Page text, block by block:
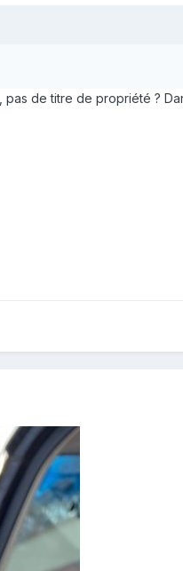
de titre de propriété ?